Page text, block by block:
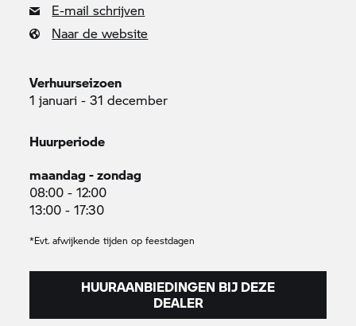
E-mail schrijven
Naar de website
Verhuurseizoen
1 januari - 31 december
Huurperiode
maandag - zondag
08:00 - 12:00
13:00 - 17:30
*Evt. afwijkende tijden op feestdagen
HUURAANBIEDINGEN BIJ DEZE
DEALER